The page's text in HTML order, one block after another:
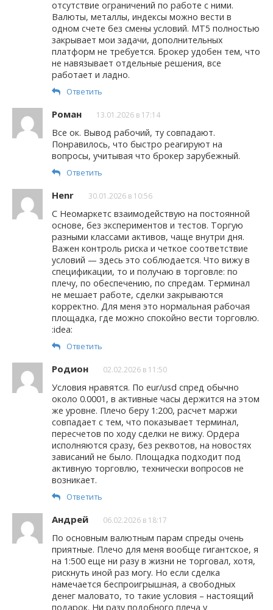
отсутствие ограничений по работе с ними.
Валюты, металлы, индексы можно вести в
одном счете без смены условий. MT5 полностью
закрывает мои задачи, дополнительных
платформ не требуется. Брокер удобен тем, что
не навязывает отдельные решения, все
работает и ладно.
Ответить
Роман 13.01.2026 в 17:14
Все ок. Вывод рабочий, ту совпадают.
Понравилось, что быстро реагируют на
вопросы, учитывая что брокер зарубежный.
Ответить
Henr 30.01.2026 в 10:56
С Неомаркетс взаимодействую на постоянной
основе, без экспериментов и тестов. Торгую
разными классами активов, чаще внутри дня.
Важен контроль риска и четкое соответствие
условий — здесь это соблюдается. Что вижу в
спецификации, то и получаю в торговле: по
плечу, по обеспечению, по спредам. Терминал
не мешает работе, сделки закрываются
корректно. Для меня это нормальная рабочая
площадка, где можно спокойно вести торговлю.
:idea:
Ответить
Родион 02.02.2026 в 11:50
Условия нравятся. По eur/usd спред обычно
около 0.0001, в активные часы держится на этом
же уровне. Плечо беру 1:200, расчет маржи
совпадает с тем, что показывает терминал,
пересчетов по ходу сделки не вижу. Ордера
исполняются сразу, без реквотов, на новостях
зависаний не было. Площадка подходит под
активную торговлю, технически вопросов не
возникает.
Ответить
Андрей 06.02.2026 в 18:17
По основным валютным парам спреды очень
приятные. Плечо для меня вообще гигантское, я
на 1:500 еще ни разу в жизни не торговал, хотя,
рискнуть иной раз могу. Но если сделка
намечается беспроигрышная, а свободных
денег маловато, то такие условия – настоящий
подарок. Ни разу подобного плеча у